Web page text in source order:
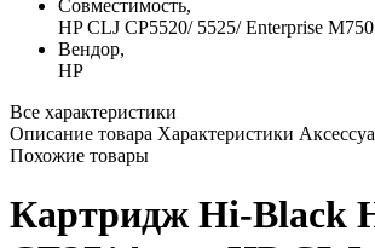
Совместимость,
HP CLJ CP5520/ 5525/ Enterprise M750
Вендор,
HP
Все характеристики
Описание товара Характеристики
Похожие товары
Картридж Hi-Black